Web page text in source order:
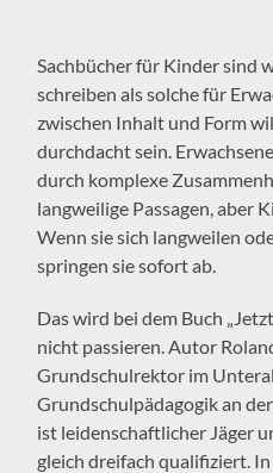
Sachbücher für Kinder sind
schreiben als solche für
zwischen Inhalt und Form
durchdacht sein.
durch komplexe
langweilige Passagen, aber
Wenn sie sich langweilen
springen sie sofort ab.
Das wird bei dem Buch
nicht passieren. Autor
Grundschulrektor im
Grundschulpädagogik an
ist leidenschaftlicher Jäger
gleich dreifach qualifiziert.